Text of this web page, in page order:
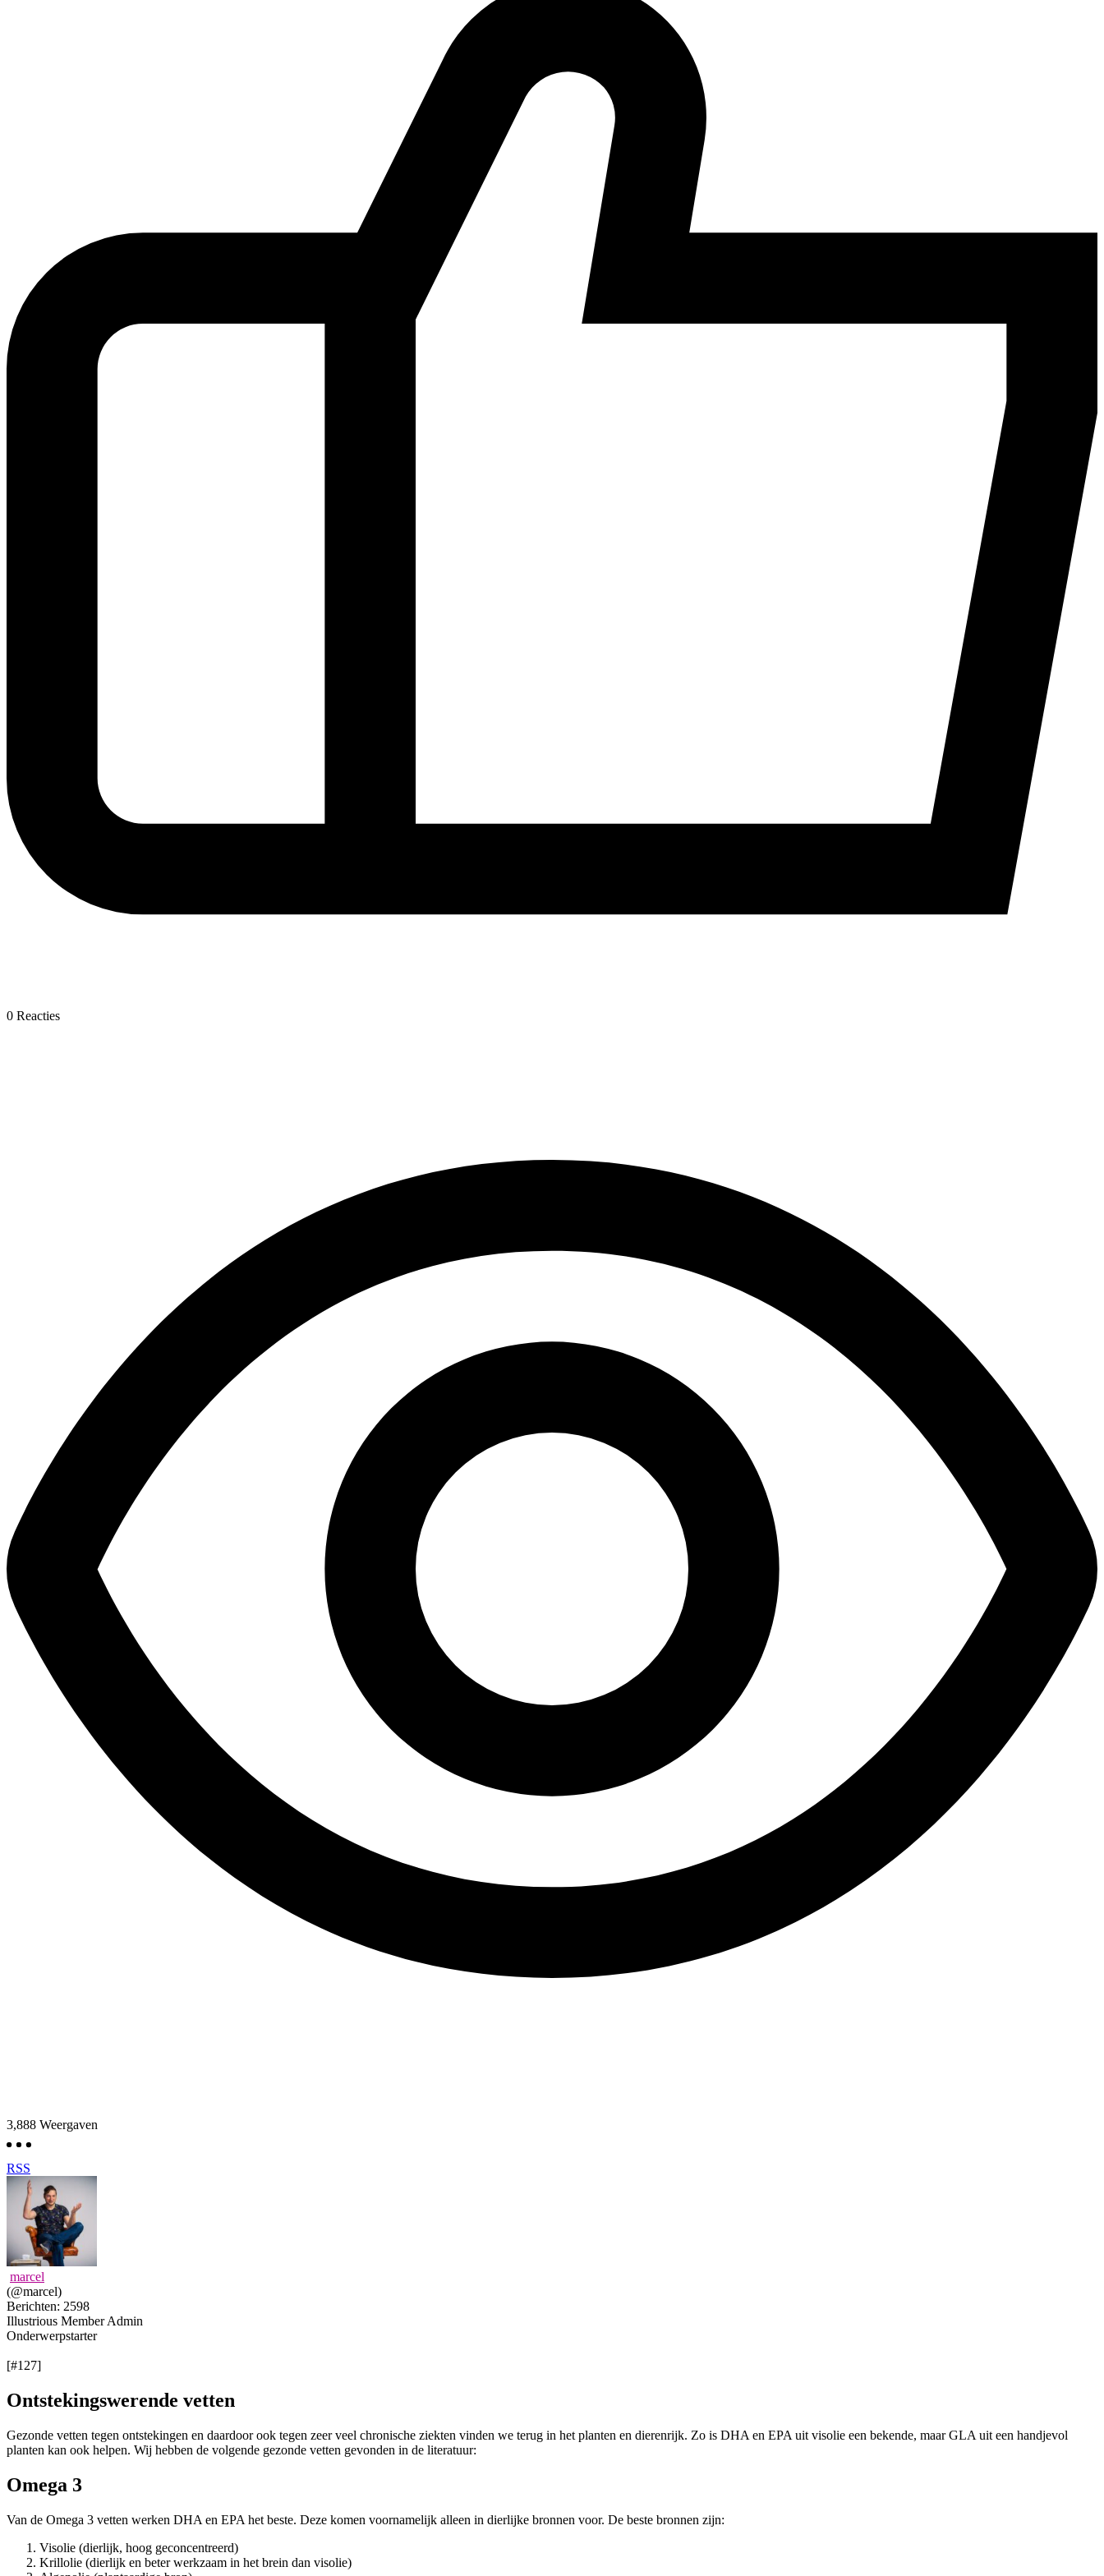
0 Reacties
3,888 Weergaven
RSS
marcel
(@marcel)
Berichten: 2598
Illustrious Member Admin
Onderwerpstarter
[#127]
Ontstekingswerende vetten
Gezonde vetten tegen ontstekingen en daardoor ook tegen zeer veel chronische ziekten vinden we terug in het planten en dierenrijk. Zo is DHA en EPA uit visolie een bekende, maar GLA uit een handjevol
planten kan ook helpen. Wij hebben de volgende gezonde vetten gevonden in de literatuur:
Omega 3
Van de Omega 3 vetten werken DHA en EPA het beste. Deze komen voornamelijk alleen in dierlijke bronnen voor. De beste bronnen zijn:
Visolie (dierlijk, hoog geconcentreerd)
Krillolie (dierlijk en beter werkzaam in het brein dan visolie)